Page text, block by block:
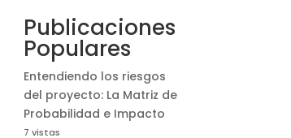
Publicaciones
Populares
Entendiendo los riesgos
del proyecto: La Matriz de
Probabilidad e Impacto
7 vistas